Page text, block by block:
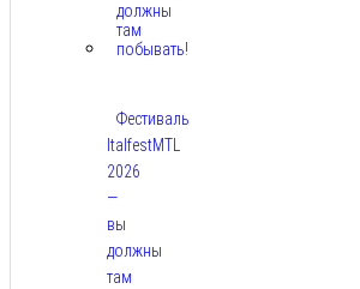
Фестиваль
ItalfestMTL
2026
—
вы
должны
там